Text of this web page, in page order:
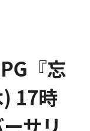
『忘
17時